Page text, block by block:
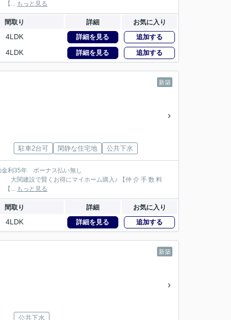
101万円が大関建設では無 料！】 【本物件以外でも仲 介 手 数 料 無 料０円でご紹介！】 【... もっと見る
間取り 詳細 お気に入り
4LDK 詳細を見る 追加する
4LDK 詳細を見る 追加する
新築
駐車2台可 閑静な住宅地 公共下水
128万円が大関建設では無 料！】 【本物件以外でも仲 介 手 数 料 無 料０円でご紹介！】 【... もっと見る
間取り 詳細 お気に入り
4LDK 詳細を見る 追加する
新築
公共下水